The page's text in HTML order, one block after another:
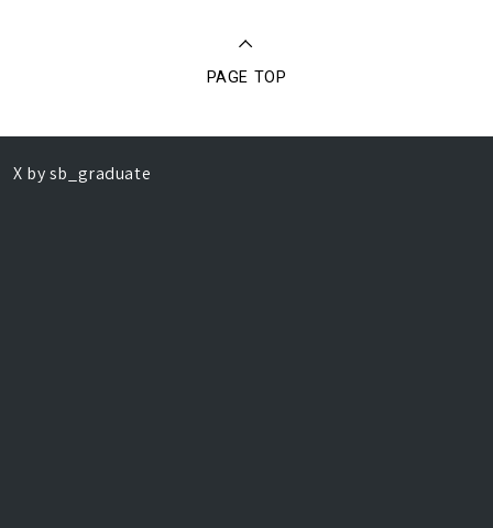
PAGE TOP
X by sb_graduate